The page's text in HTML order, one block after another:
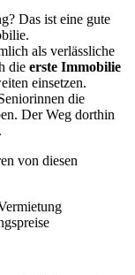
Das ist eine gute
als verlässliche
die erste Immobilie
einsetzen.
die
Der Weg dorthin
von diesen